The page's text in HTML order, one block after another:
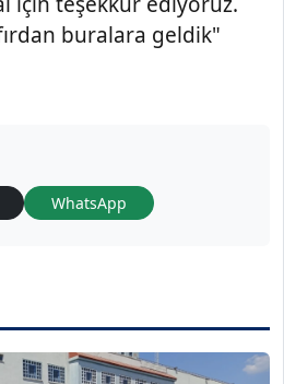
buralara geldik"
WhatsApp